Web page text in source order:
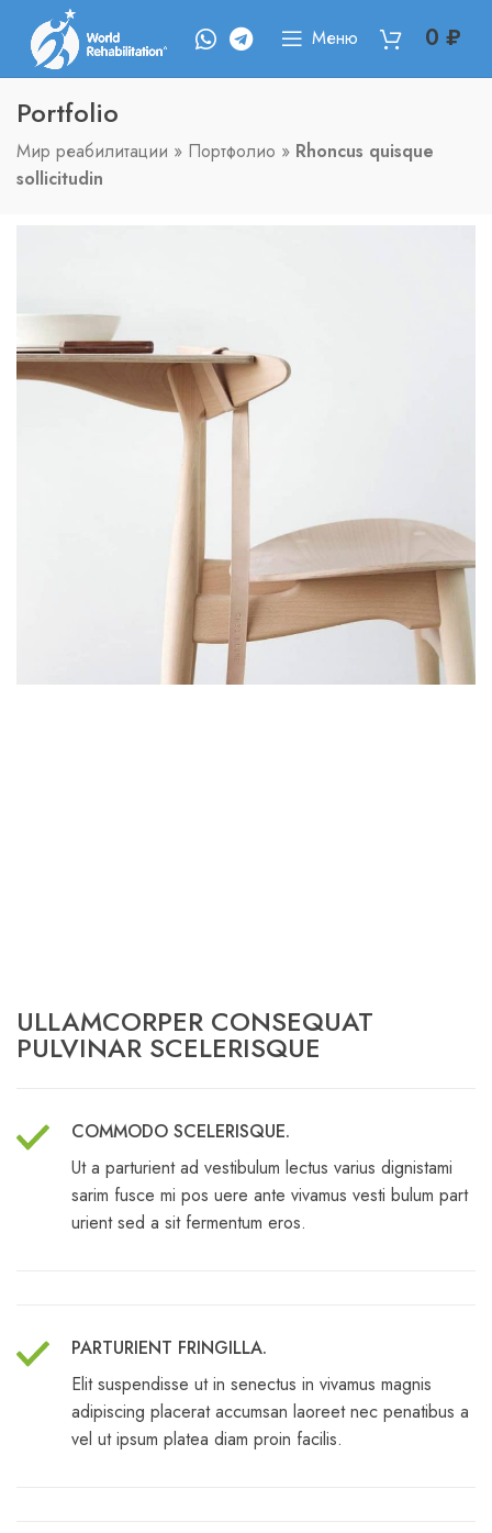
Меню 0₽
Portfolio
Мир реабилитации » Портфолио » Rhoncus quisque
sollicitudin
ULLAMCORPER CONSEQUAT
PULVINAR SCELERISQUE
COMMODO SCELERISQUE.
Ut a parturient ad vestibulum lectus varius dignistami
sarim fusce mi pos uere ante vivamus vesti bulum part
urient sed a sit fermentum eros.
PARTURIENT FRINGILLA.
Elit suspendisse ut in senectus in vivamus magnis
adipiscing placerat accumsan laoreet nec penatibus a
vel ut ipsum platea diam proin facilis.